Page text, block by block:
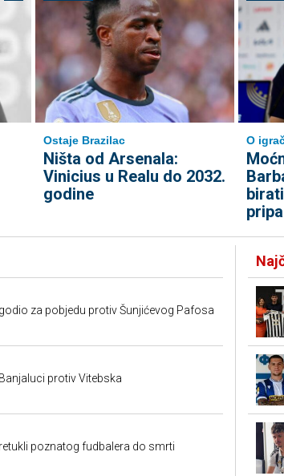
Ostaje Brazilac
Ništa od Arsenala:
Vinicius u Realu do 2032.
godine
O
za pobjedu protiv Šunjićevog Pafosa
protiv Vitebska
poznatog fudbalera do smrti